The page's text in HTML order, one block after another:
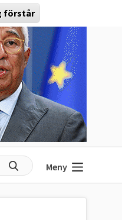
förstår
Meny